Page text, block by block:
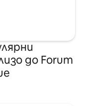
до Forum